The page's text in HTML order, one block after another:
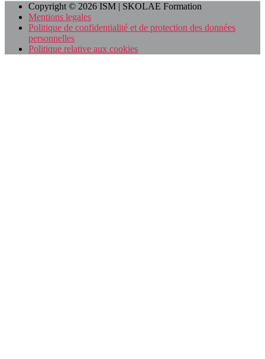
Copyright © 2026 ISM | SKOLAE Formation
Mentions legales
Politique de confidentialité et de protection des données
personnelles
Politique relative aux cookies